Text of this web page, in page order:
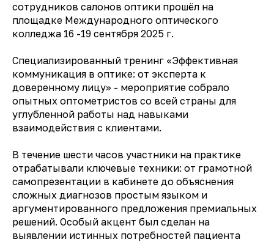
сотрудников салонов оптики прошёл на
площадке Международного оптического
колледжа 16 -19 сентября 2025 г.
Специализированный тренинг «Эффективная
коммуникация в оптике: от эксперта к
доверенному лицу» - мероприятие собрало
опытных оптометристов со всей страны для
углубленной работы над навыками
взаимодействия с клиентами.
В течение шести часов участники на практике
отрабатывали ключевые техники: от грамотной
самопрезентации в кабинете до объяснения
сложных диагнозов простым языком и
аргументированного предложения премиальных
решений. Особый акцент был сделан на
выявлении истинных потребностей пациента